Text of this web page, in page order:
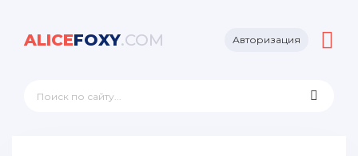
ALICEFOXY.COM Авторизация